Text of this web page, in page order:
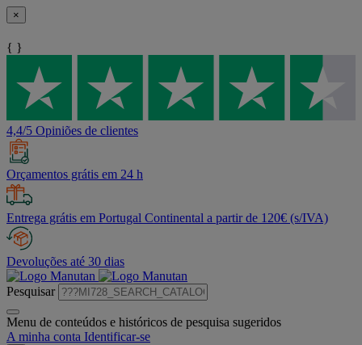
×
{ }
4,4/5 Opiniões de clientes
Orçamentos grátis em 24 h
Entrega grátis em Portugal Continental a partir de 120€ (s/IVA)
Devoluções até 30 dias
Pesquisar
Menu de conteúdos e históricos de pesquisa sugeridos
A minha conta Identificar-se